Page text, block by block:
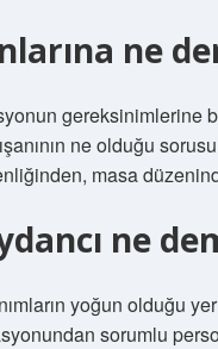
ne
gereksinimlerine
ne olduğu
masa
ne
yoğun olduğu
sorumlu